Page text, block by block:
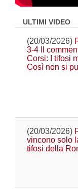
ULTIMI VIDEO
(20/03/2026)
3-4 Il
Corsi: I tifosi
Così non si
(20/03/2026)
vincono solo
tifosi della